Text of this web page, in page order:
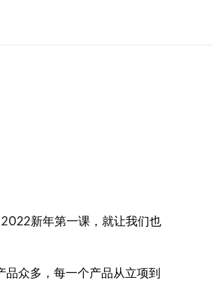
新年第一课，就让我们也
众多，每一个产品从立项到